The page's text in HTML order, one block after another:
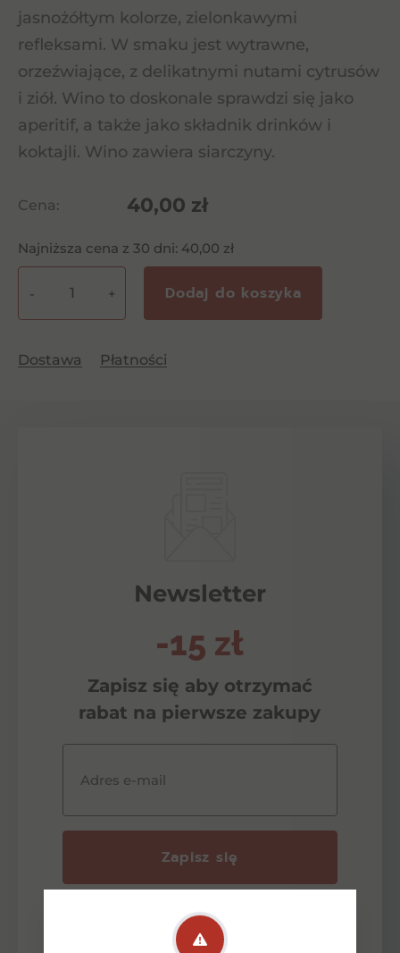
jasnożółtym kolorze, zielonkawymi
refleksami. W smaku jest wytrawne,
orzeźwiające, z delikatnymi nutami cytrusów
i ziół. Wino to doskonale sprawdzi się jako
aperitif, a także jako składnik drinków i
koktajli. Wino zawiera siarczyny.
Cena: 40,00 zł
Najniższa cena z 30 dni: 40,00 zł
Stock
0,75l
- + Dodaj do koszyka
Dostawa Płatności
Newsletter
-15 zł
Zapisz się aby otrzymać
rabat na pierwsze zakupy
Adres e-mail
Zapisz się
ŹrodełkoAlkohole moich danych
osobowych w celu odpowiedzi na zadane
pytanie lub złożenie oferty zgodnie z